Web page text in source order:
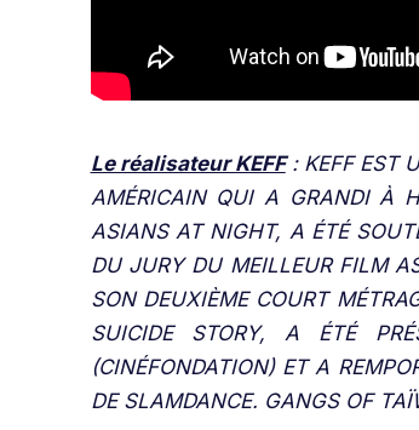
Le réalisateur KEFF: KEFF EST
AMÉRICAIN QUI A GRANDI À
ASIANS AT NIGHT, A ÉTÉ
DU JURY DU MEILLEUR FILM
SON DEUXIÈME COURT
SUICIDE STORY, A ÉTÉ
(CINÉFONDATION) ET A
DE SLAMDANCE. GANGS OF